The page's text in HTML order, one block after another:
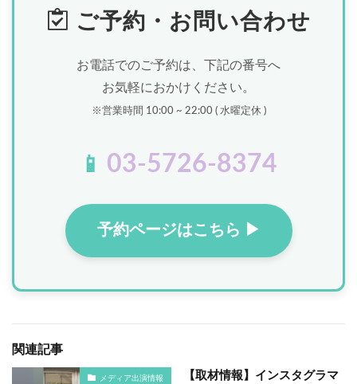
ご予約・お問い合わせ
お電話でのご予約は、下記の番号へ
お気軽におかけください。
※営業時間 10:00 ~ 22:00 ( 水曜定休 )
📱 03-5726-8374
予約ページはこちら ▶
関連記事
メディア出演情報
【取材情報】インスタグラマ